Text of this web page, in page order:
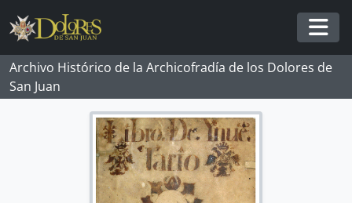
Skip to main content
Archivo Histórico de la Archicofradía de los Dolores de
San Juan